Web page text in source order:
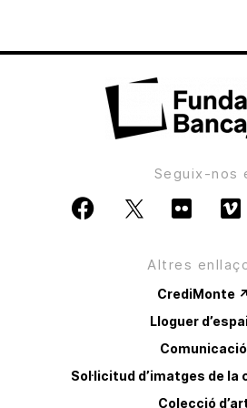
Seguix-nos
Altres
CrediMonte ↗
Lloguer
Comunicació
Sol·licitud d’imatges de la
Colecció